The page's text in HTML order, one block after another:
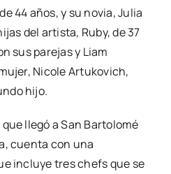
44 años, y su novia, Julia
del artista, Ruby, de 37
sus parejas y Liam
Nicole Artukovich,
hijo.
llegó a San Bartolomé
cuenta con una
incluye tres chefs que se